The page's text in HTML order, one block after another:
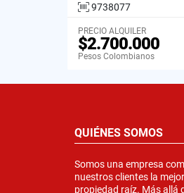
9738077
PRECIO ALQUILER
$2.700.000
Pesos Colombianos
QUIÉNES SOMOS
Somos una empresa
nuestros clientes la
propiedad raíz. Más allá